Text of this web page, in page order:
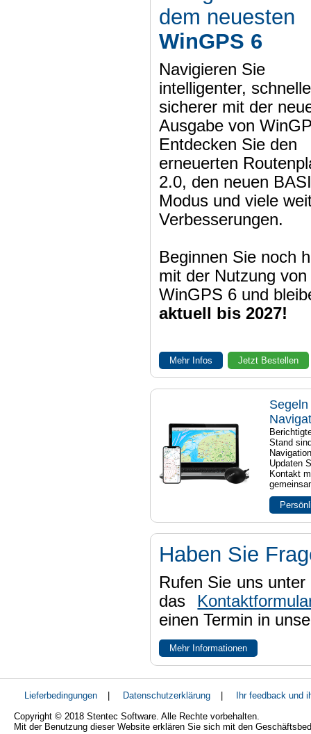
dem neuesten
WinGPS 6
Navigieren Sie
intelligenter,
sicherer mit der
Ausgabe von
Entdecken Sie den
erneuerten
2.0, den neuen
Modus und viele
Verbesserungen.
Beginnen Sie noch
mit der Nutzung von
WinGPS 6 und
aktuell bis 2027!
Mehr Infos Jetzt Bestellen
Stand
Updaten
Kontakt
Haben Sie
Rufen Sie uns
das
einen Termin in
Mehr Informationen
Lieferbedingungen | Datenschutzerklärung |
Ihr feedback und
Copyright © 2018 Stentec Software. Alle Rechte vorbehalten.
Mit der Benutzung dieser Website erklären Sie sich mit den